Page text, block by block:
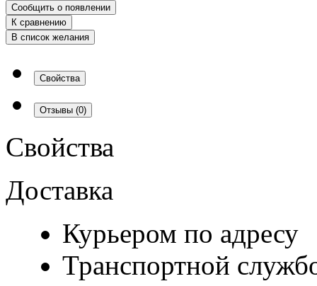
Сообщить о появлении
К сравнению
В список желания
Свойства
Отзывы (0)
Свойства
Доставка
Курьером по адресу
Транспортной